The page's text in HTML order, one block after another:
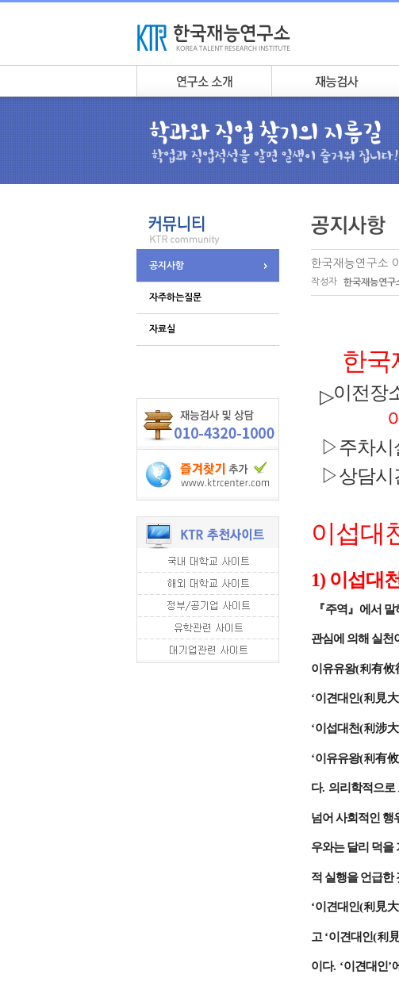
공지사항
자주하는질문
자료실
한국재능연구소
작성자 한국재능연구
한국
▷이전장
▷주차시
▷상담시
이섭대
1) 이섭대
『주역 』 에서 말
관심에 의해 실천
이유유왕(利有攸
‘이견대인(利見
‘이섭대천(利涉大
‘이유유왕(利有
다. 의리학적으로
넘어 사회적인 행
우와는 달리 덕을
적 실행을 언급한
‘이견대인(利見
고‘이견대인(利
이다. ‘이견대인’